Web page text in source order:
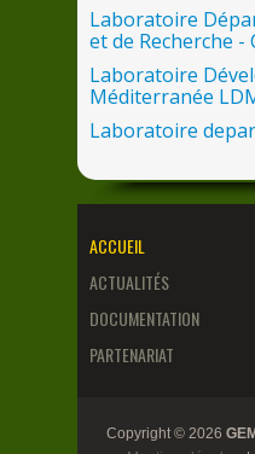
Laboratoire
etde Recherche -
Laboratoire
Méditerranée
Laboratoire
Laboratoire
d'Agriculturedes
Laboratoire
Laboratoire Public
LILANO
QUALYSE
ACCUEIL
ACTUALITÉS
DOCUMENTATION
PARTENARIAT
Copyright © 2026